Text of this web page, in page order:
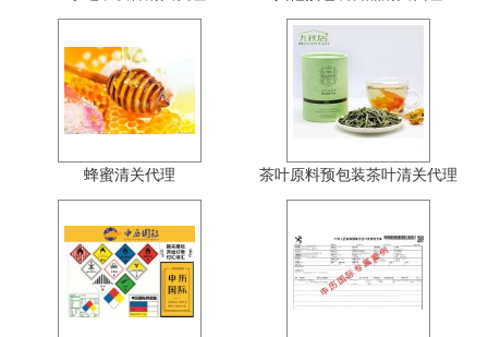
蜂蜜清关代理 茶叶原料预包装茶叶清关代理